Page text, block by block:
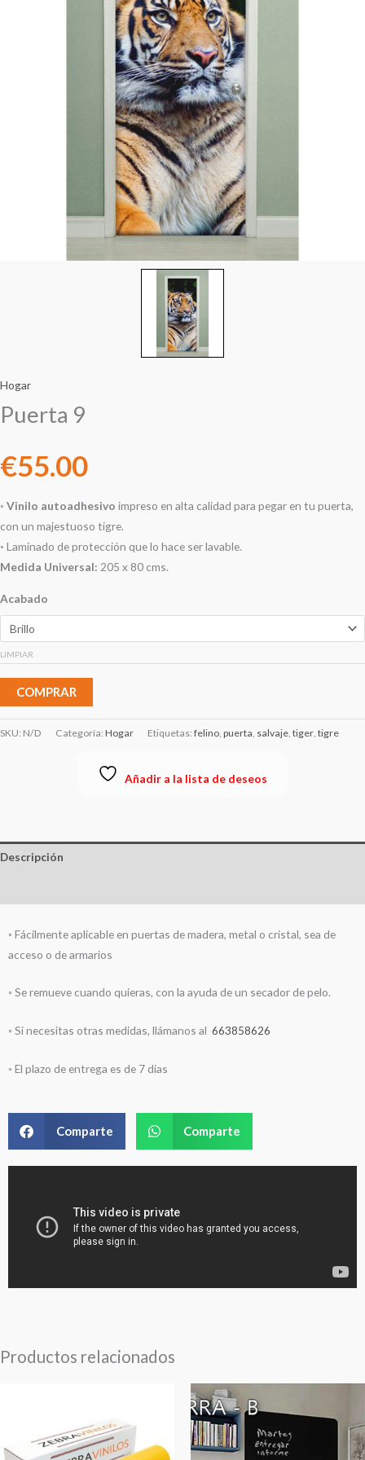
Hogar
Puerta 9
€55.00
◦ Vinilo autoadhesivo impreso en alta calidad para pegar en tu puerta,
con un majestuoso tigre.
◦ Laminado de protección que lo hace ser lavable.
Medida Universal: 205 x 80 cms.
Acabado
LIMPIAR
COMPRAR
SKU: N/D Categoría: Hogar Etiquetas: felino puerta salvaje tiger tigre
Añadir a la lista de deseos
Descripción
◦ Fácilmente aplicable en puertas de madera, metal o cristal, sea de
acceso o de armarios
◦ Se remueve cuando quieras, con la ayuda de un secador de pelo.
◦ Si necesitas otras medidas, llámanos al 663858626
◦ El plazo de entrega es de 7 dias
Comparte Comparte
Productos relacionados
Rango
de
de